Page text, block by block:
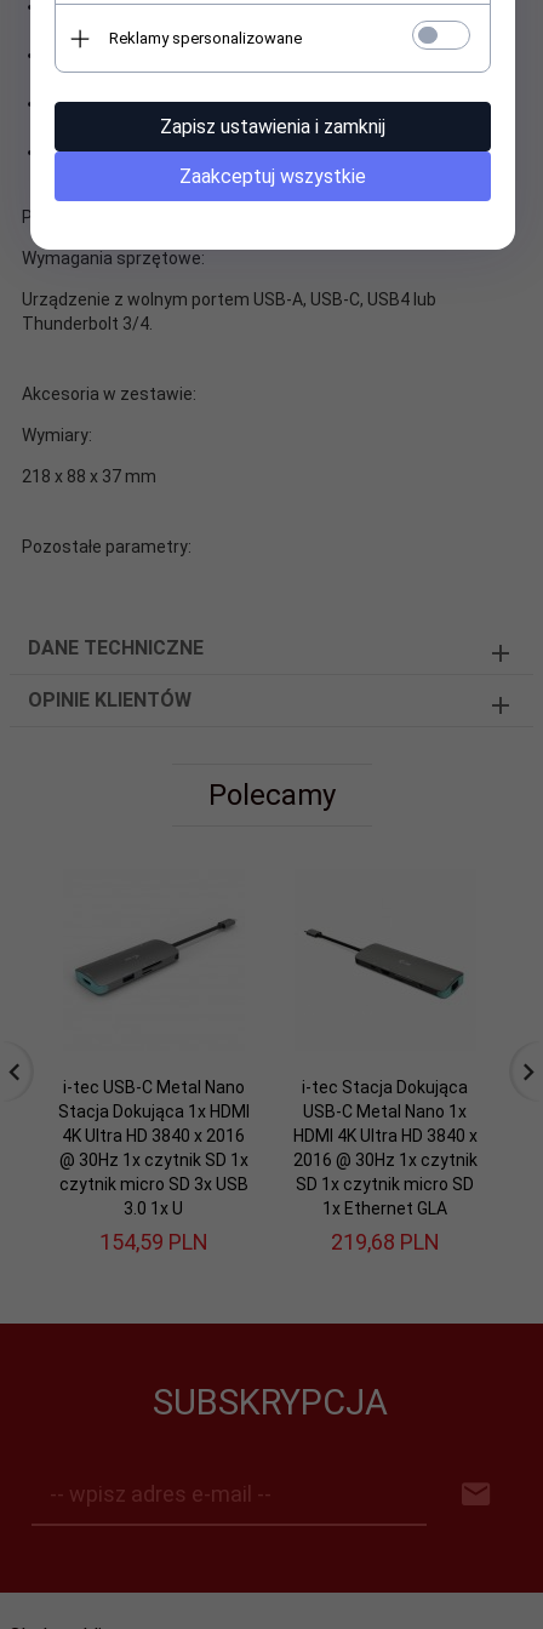
Superszybki port LAN obsługuje do 2,5 Gb/s
(10/100/1000/2500 Mb/s)
Połączony port audio/mikrofon 3,5 mm umożliwia
podłączenie np. zintegrowanych słuchawek z mikrofonem
Stacja dokująca obsługuje zasilanie podłączonego laptopa
lub tabletu do 140 W (jeśli obsługuje protokół USB-C PD 3.1)
Stacja dokująca pozwala na montaż za monitorem VESA
przy zastosowaniu Uchwyt Stacji dokującej VESA
Pasuje do:
Wymagania sprzętowe:
Urządzenie z wolnym portem USB-A, USB-C, USB4 lub
Thunderbolt 3/4.
Akcesoria w zestawie:
Wymiary:
218 x 88 x 37 mm
Pozostałe parametry:
DANE TECHNICZNE
OPINIE KLIENTÓW
Polecamy
i-tec USB-C Metal Nano
Stacja Dokująca 1x HDMI
4K Ultra HD 3840 x 2016
@ 30Hz 1x czytnik SD 1x
czytnik micro SD 3x USB
3.0 1x U
154,59 PLN
i-tec Stacja Dokująca
USB-C Metal Nano 1x
HDMI 4K Ultra HD 3840 x
2016 @ 30Hz 1x czytnik
SD 1x czytnik micro SD
1x Ethernet GLA
219,68 PLN
SUBSKRYPCJA
-- wpisz adres e-mail --
Reklamy spersonalizowane
Zapisz ustawienia i zamknij
Zaakceptuj wszystkie